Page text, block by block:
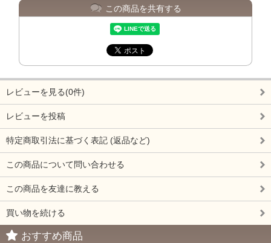
この商品を共有する
レビューを見る(0件)
レビューを投稿
特定商取引法に基づく表記 (返品など)
この商品について問い合わせる
この商品を友達に教える
買い物を続ける
おすすめ商品